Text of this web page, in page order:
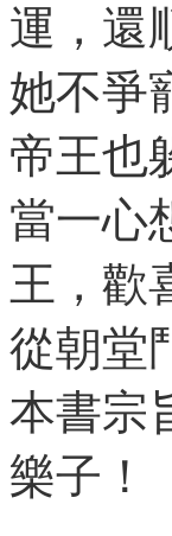
運，
她不爭
帝王也
當一心
王，歡
從朝堂
本書宗
樂子！